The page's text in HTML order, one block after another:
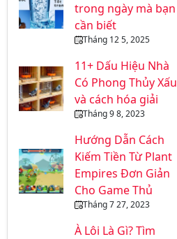
trong ngày mà bạn
cần biết
Tháng 12 5, 2025
11+ Dấu Hiệu Nhà
Có Phong Thủy Xấu
và cách hóa giải
Tháng 9 8, 2023
Hướng Dẫn Cách
Kiếm Tiền Từ Plant
Empires Đơn Giản
Cho Game Thủ
Tháng 7 27, 2023
À Lôi Là Gì? Tìm